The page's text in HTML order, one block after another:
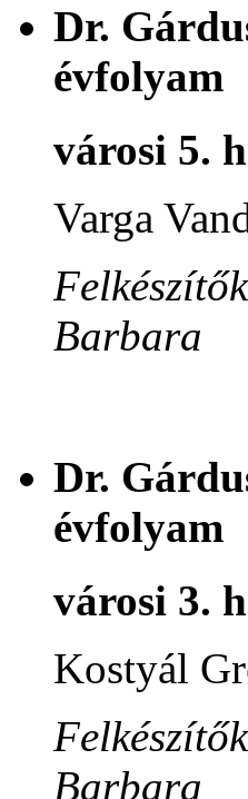
Dr.
évfolyam
városi 5.
Varga
Barbara
Dr.
évfolyam
városi 3.
Kostyál
Barbara